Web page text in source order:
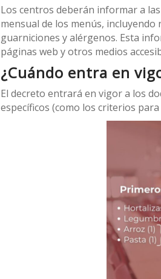
Los centros deberán informar a
mensual de los menús,
guarniciones y alérgenos. Esta
páginas web y otros medios
¿Cuándo entra en
El decreto entrará en vigor a los
específicos (como los criterios